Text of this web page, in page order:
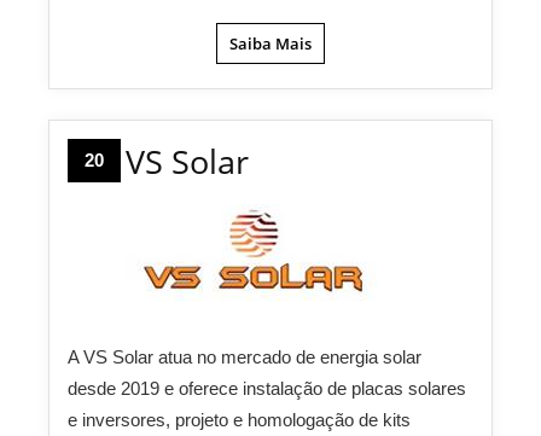
Saiba Mais
20 VS Solar
A VS Solar atua no mercado de energia solar
desde 2019 e oferece instalação de placas solares
e inversores, projeto e homologação de kits